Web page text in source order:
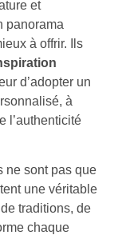
et
panorama
à offrir. Ils
d’adopter un
à
l’authenticité
ne sont pas que
une véritable
traditions, de
chaque